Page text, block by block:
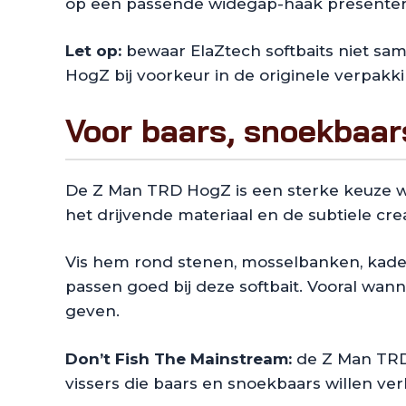
Let op: bewaar ElaZtech softbaits niet
HogZ bij voorkeur in de originele
Voor baars,
De Z Man TRD HogZ is een sterke
het drijvende materiaal en de subtiele
Vis hem rond stenen, mosselbanken,
passen goed bij deze softbait. Vooral
geven.
Don’t Fish The Mainstream: de Z Man
vissers die baars en snoekbaars willen